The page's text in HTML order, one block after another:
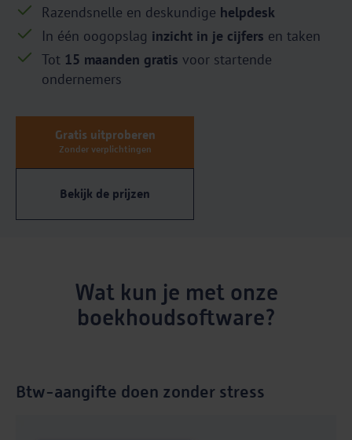
Razendsnelle en deskundige helpdesk
In één oogopslag inzicht in je cijfers en taken
Tot 15 maanden gratis voor startende
ondernemers
Gratis uitproberen
Zonder verplichtingen
Bekijk de prijzen
Wat kun je met onze
boekhoudsoftware?
Btw-aangifte doen zonder stress